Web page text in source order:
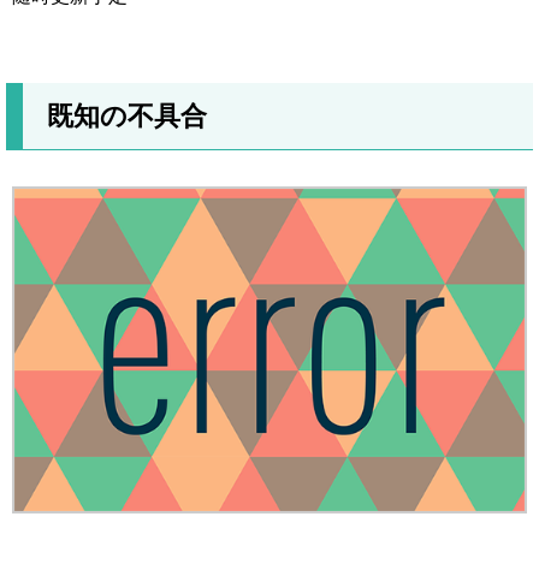
既知の不具合